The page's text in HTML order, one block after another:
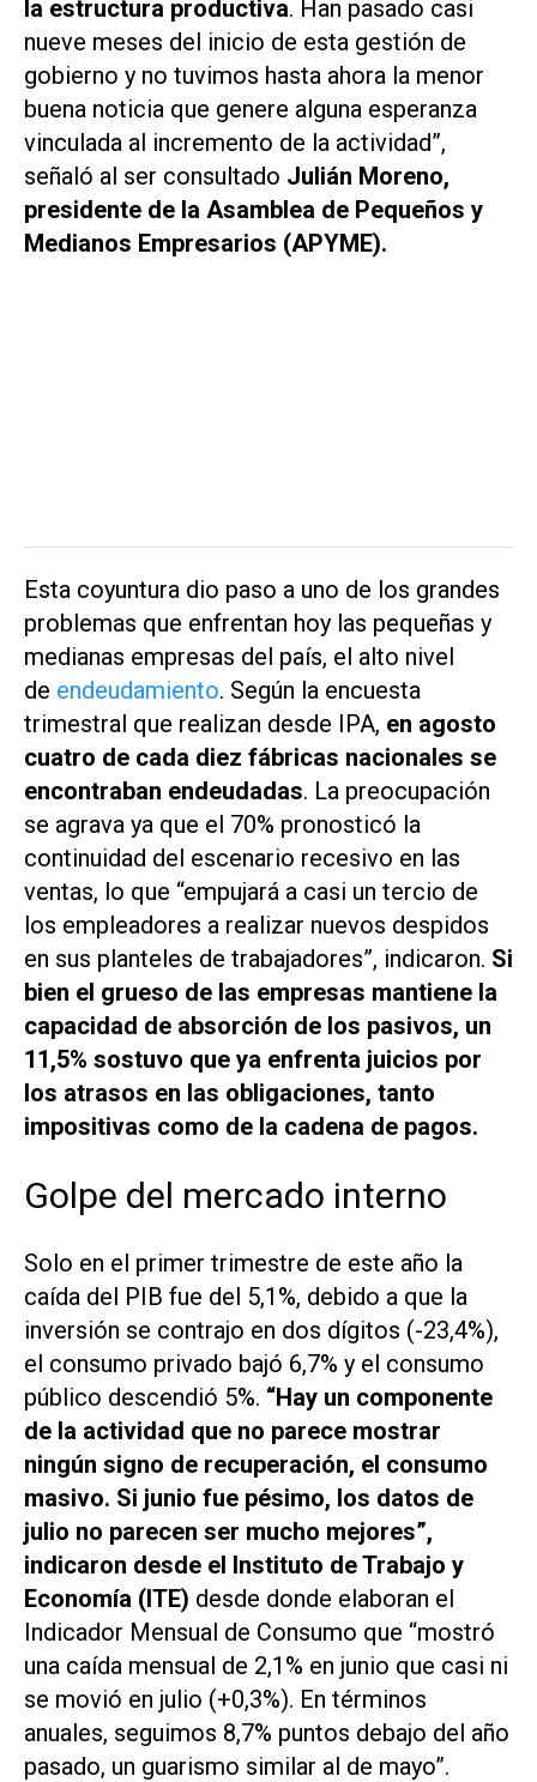
la estructura productiva. Han pasado casi
nueve meses del inicio de esta gestión de
gobierno y no tuvimos hasta ahora la menor
buena noticia que genere alguna esperanza
vinculada al incremento de la actividad”,
señaló al ser consultado Julián Moreno,
presidente de la Asamblea de Pequeños y
Medianos Empresarios (APYME).
Esta coyuntura dio paso a uno de los grandes
problemas que enfrentan hoy las pequeñas y
medianas empresas del país, el alto nivel
de endeudamiento. Según la encuesta
trimestral que realizan desde IPA, en agosto
cuatro de cada diez fábricas nacionales se
encontraban endeudadas. La preocupación
se agrava ya que el 70% pronosticó la
continuidad del escenario recesivo en las
ventas, lo que “empujará a casi un tercio de
los empleadores a realizar nuevos despidos
en sus planteles de trabajadores”, indicaron. Si
bien el grueso de las empresas mantiene la
capacidad de absorción de los pasivos, un
11,5% sostuvo que ya enfrenta juicios por
los atrasos en las obligaciones, tanto
impositivas como de la cadena de pagos.
Golpe del mercado interno
Solo en el primer trimestre de este año la
caída del PIB fue del 5,1%, debido a que la
inversión se contrajo en dos dígitos (-23,4%),
el consumo privado bajó 6,7% y el consumo
público descendió 5%. “Hay un componente
de la actividad que no parece mostrar
ningún signo de recuperación, el consumo
masivo. Si junio fue pésimo, los datos de
julio no parecen ser mucho mejores”,
indicaron desde el Instituto de Trabajo y
Economía (ITE) desde donde elaboran el
Indicador Mensual de Consumo que “mostró
una caída mensual de 2,1% en junio que casi ni
se movió en julio (+0,3%). En términos
anuales, seguimos 8,7% puntos debajo del año
pasado, un guarismo similar al de mayo”.